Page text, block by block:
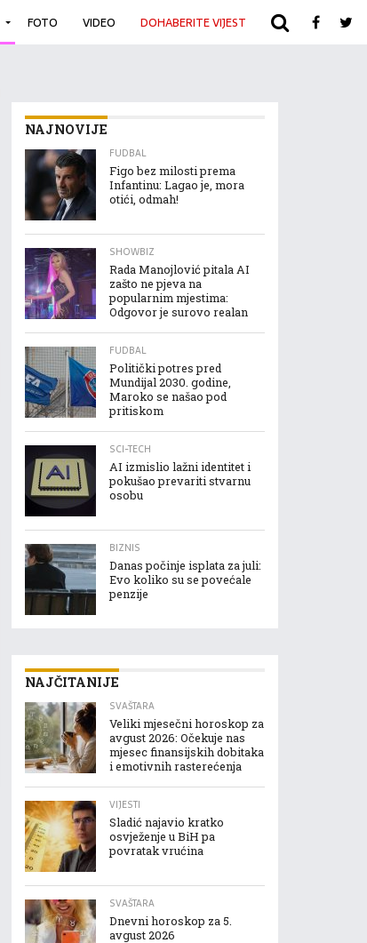
FOTO VIDEO DOHABERITE VIJEST ARHIVA
NAJNOVIJE
FUDBAL
Figo bez milosti prema
Infantinu: Lagao je, mora
otići, odmah!
SHOWBIZ
Rada Manojlović pitala AI
zašto ne pjeva na
popularnim mjestima:
Odgovor je surovo realan
FUDBAL
Politički potres pred
Mundijal 2030. godine,
Maroko se našao pod
pritiskom
SCI-TECH
AI izmislio lažni identitet i
pokušao prevariti stvarnu
osobu
BIZNIS
Danas počinje isplata za juli:
Evo koliko su se povećale
penzije
NAJČITANIJE
SVAŠTARA
Veliki mjesečni horoskop za
avgust 2026: Očekuje nas
mjesec finansijskih dobitaka
i emotivnih rasterećenja
VIJESTI
Sladić najavio kratko
osvježenje u BiH pa
povratak vrućina
SVAŠTARA
Dnevni horoskop za 5.
avgust 2026